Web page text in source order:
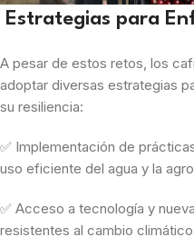
Estrategias para
A pesar de estos retos, los
adoptar diversas estrategias
su resiliencia:
✅ Implementación de
uso eficiente del agua y la
✅ Acceso a tecnología y
resistentes al cambio